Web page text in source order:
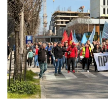
BOTA
TECH
JETA
SPORTI